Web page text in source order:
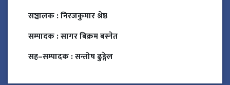
सञ्चालक :निरजकुमार श्रेष्ठ
सम्पादक :सागर बिक्रम बस्नेत
सह–सम्पादक :सन्तोष ढुङ्गेल